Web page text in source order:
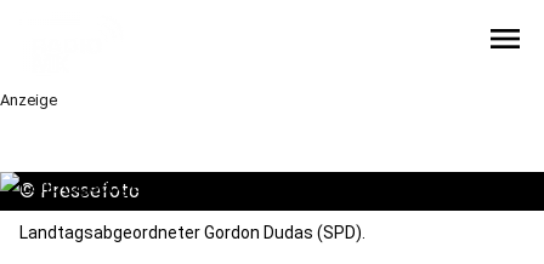
menu
Anzeige
© Pressefoto
Landtagsabgeordneter Gordon Dudas (SPD).